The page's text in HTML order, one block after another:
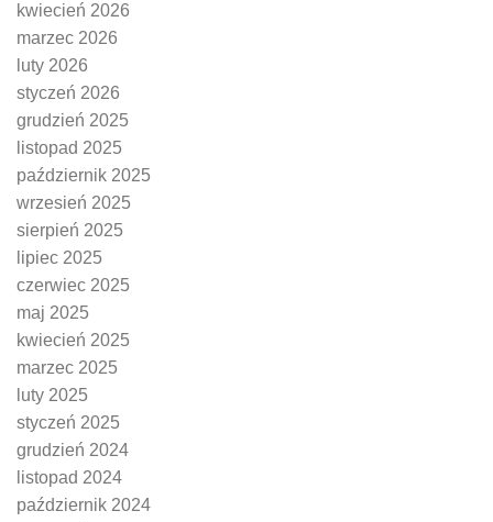
kwiecień 2026
marzec 2026
luty 2026
styczeń 2026
grudzień 2025
listopad 2025
październik 2025
wrzesień 2025
sierpień 2025
lipiec 2025
czerwiec 2025
maj 2025
kwiecień 2025
marzec 2025
luty 2025
styczeń 2025
grudzień 2024
listopad 2024
październik 2024